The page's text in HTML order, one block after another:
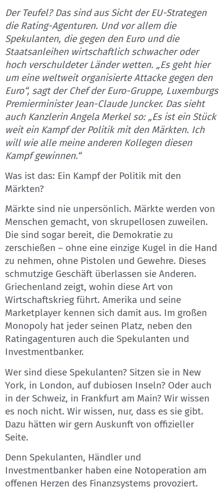
Der Teufel? Das sind aus Sicht der EU-Strategen
die Rating-Agenturen. Und vor allem die
Spekulanten, die gegen den Euro und die
Staatsanleihen wirtschaftlich schwacher oder
hoch verschuldeter Länder wetten. „Es geht hier
um eine weltweit organisierte Attacke gegen den
Euro“, sagt der Chef der Euro-Gruppe, Luxemburgs
Premierminister Jean-Claude Juncker. Das sieht
auch Kanzlerin Angela Merkel so: „Es ist ein Stück
weit ein Kampf der Politik mit den Märkten. Ich
will wie alle meine anderen Kollegen diesen
Kampf gewinnen.“
Was ist das: Ein Kampf der Politik mit den
Märkten?
Märkte sind nie unpersönlich. Märkte werden von
Menschen gemacht, von skrupellosen zuweilen.
Die sind sogar bereit, die Demokratie zu
zerschießen – ohne eine einzige Kugel in die Hand
zu nehmen, ohne Pistolen und Gewehre. Dieses
schmutzige Geschäft überlassen sie Anderen.
Griechenland zeigt, wohin diese Art von
Wirtschaftskrieg führt. Amerika und seine
Marketplayer kennen sich damit aus. Im großen
Monopoly hat jeder seinen Platz, neben den
Ratingagenturen auch die Spekulanten und
Investmentbanker.
Wer sind diese Spekulanten? Sitzen sie in New
York, in London, auf dubiosen Inseln? Oder auch
in der Schweiz, in Frankfurt am Main? Wir wissen
es noch nicht. Wir wissen, nur, dass es sie gibt.
Dazu hätten wir gern Auskunft von offizieller
Seite.
Denn Spekulanten, Händler und
Investmentbanker haben eine Notoperation am
offenen Herzen des Finanzsystems provoziert.